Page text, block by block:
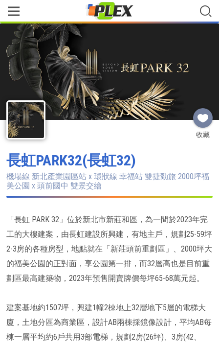
收藏
長虹PARK32(長虹32)
機場線 新北產業園區站 x 環狀線 幸福站 雙捷勁旅 2000坪福
美公園 x 頭前國中 雙景交繪
「長虹 PARK 32」位於新北市新莊和區，為一間於2023年完
工的大樓建案，由長虹建設所興建，有地主戶，規劃25-59坪
2-3房的各種房型，地點就在「新莊頭前重劃區」、2000坪大
的福美公園的正對面，享公園第一排，而32層高也是目前重
劃區最高建築物，2023年預售開賣牌價每坪65-68萬元起。
建案基地約1507坪，興建1幢2棟地上32層地下5層的電梯大
廈，土地分區為商業區，設計AB兩棟採鏡像設計，平均AB每
棟一層平均約6戶共用3部電梯，規劃2房(26坪)、3房(42、